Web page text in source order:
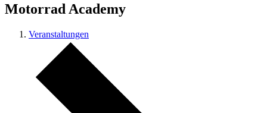
Motorrad Academy
Veranstaltungen